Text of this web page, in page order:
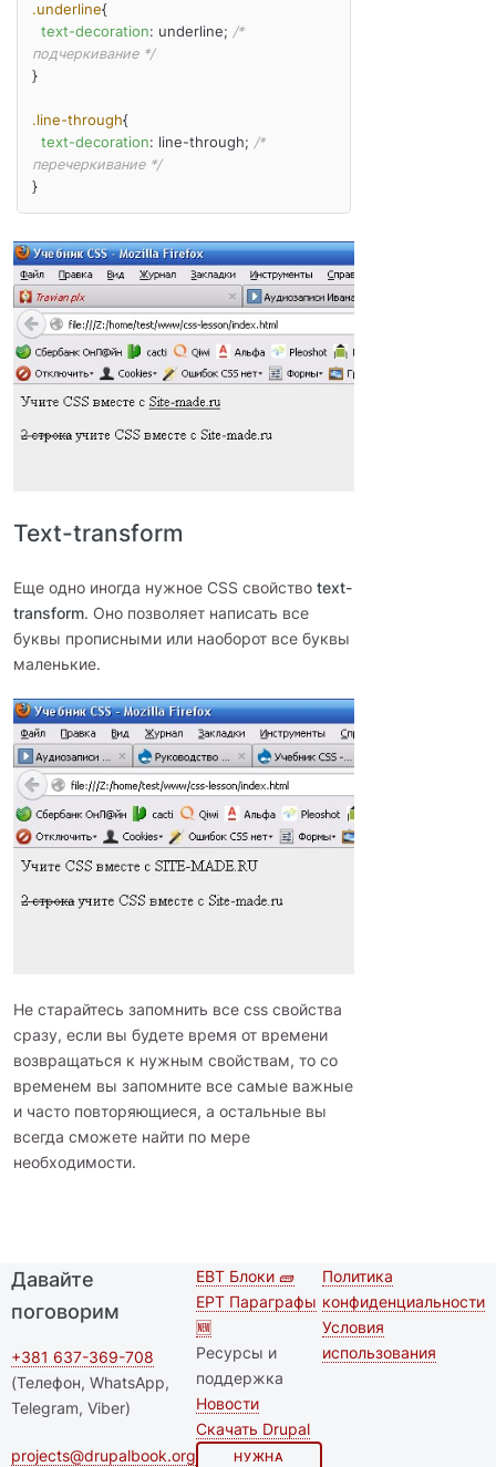
.underline{
text-decoration: underline; /*
подчеркивание */
}
.line-through{
text-decoration: line-through; /*
перечеркивание */
}
Text-transform
Еще одно иногда нужное CSS свойство text-
transform. Оно позволяет написать все
буквы прописными или наоборот все буквы
маленькие.
Не старайтесь запомнить все css свойства
сразу, если вы будете время от времени
возвращаться к нужным свойствам, то со
временем вы запомните все самые важные
и часто повторяющиеся, а остальные вы
всегда сможете найти по мере
необходимости.
Давайте
поговорим
+381 637-369-708
(Телефон, WhatsApp,
Telegram, Viber)
projects@drupalbook.org
Second
footer
menu
EBT Блоки 🧱
EPT Параграфы
🆕
Ресурсы и
поддержка
Новости
Скачать Drupal
НУЖНА
Футер меню
Политика
конфиденциальности
Условия
использования